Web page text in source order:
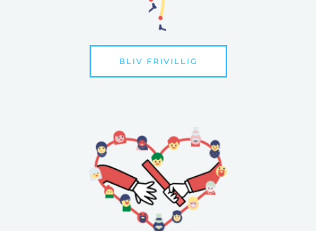
BLIV FRIVILLIG